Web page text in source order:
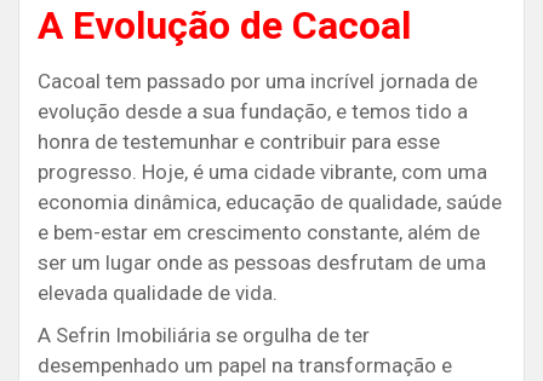
A Evolução de Cacoal
Cacoal tem passado por uma incrível jornada de
evolução desde a sua fundação, e temos tido a
honra de testemunhar e contribuir para esse
progresso. Hoje, é uma cidade vibrante, com uma
economia dinâmica, educação de qualidade, saúde
e bem-estar em crescimento constante, além de
ser um lugar onde as pessoas desfrutam de uma
elevada qualidade de vida.
A Sefrin Imobiliária se orgulha de ter
desempenhado um papel na transformação e